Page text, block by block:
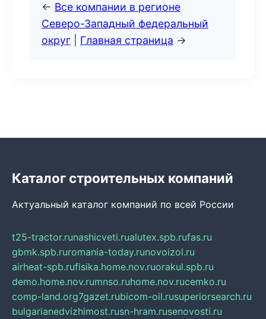
← Все компании в регионе
Северо-Западный федеральный
округ
Главная страница →
Каталог строительных компаний
Актуальный каталог компаний по всей России
t25-tractor.runashicveti.rualutex.spb.rufas.ru
gbmk.spb.ruromania-today.runovoizol.ru
airheat-spb.rufisika.home.nov.ruorakul.spb.ru
demo.home.nov.rumnso.ruhome.nov.rucemko.ru
comp-land.org7gazet.rubicom-oil.rusuperiorsearch.ru
bulgarianedvizhimost.rusn-hram.rusenovosti.ru